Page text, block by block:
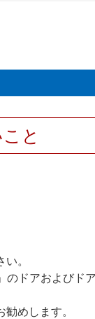
と
。
ドアおよびド
めします。